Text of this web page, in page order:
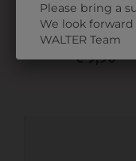
SOCKEN 3ER
€ 9,90
Please bring a
We look
WALTER Team